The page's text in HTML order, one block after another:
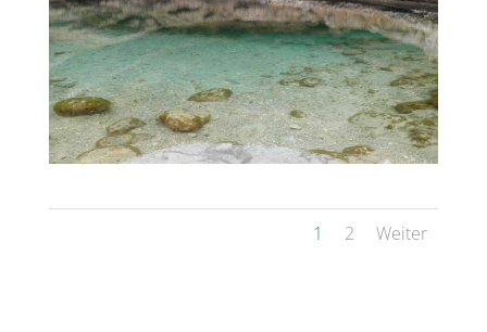
1 2 Weiter